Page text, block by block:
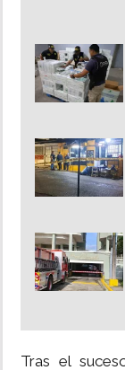
Tras el